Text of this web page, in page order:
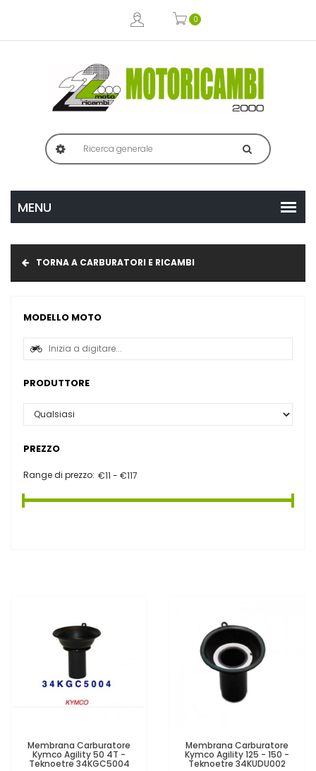
0
TORNA A CARBURATORI E RICAMBI
MODELLO MOTO
PRODUTTORE
PREZZO
Range di prezzo:
Membrana Carburatore
Kymco Agility 50 4T -
Teknoetre 34KGC5004
Membrana Carburatore
Kymco Agility 125 - 150 -
Teknoetre 34KUDU002